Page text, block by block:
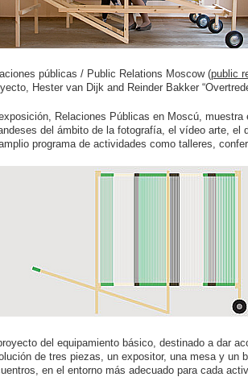
públicas / Public Relations Moscow (public
Hester van Dijk and Reinder Bakker
Relaciones Públicas en Moscú,
del ámbito de la fotografía, el vídeo arte,
programa de actividades como talleres,
del equipamiento básico, destinado a dar
de tres piezas, un expositor, una mesa y un
en el entorno más adecuado para cada